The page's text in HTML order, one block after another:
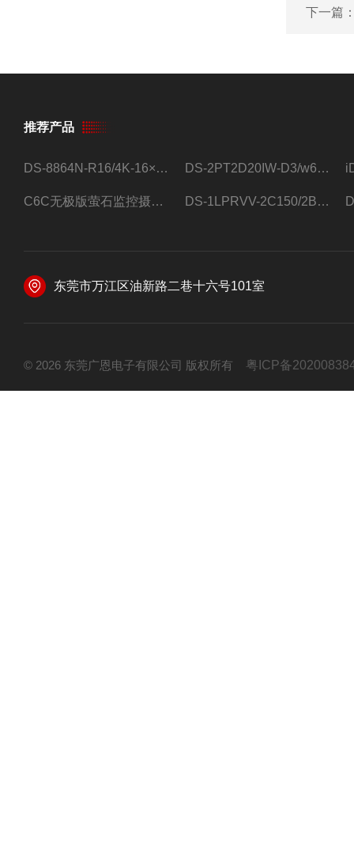
下一篇
推荐产品
DS-8864N-R16/4K-16×4T/希捷16盘位录像机 DS-2PT2D20IW-D3/w64路高清硬盘录像机
C6C无极版萤石监控摄像头 DS-1LPRVV-2C150/2B监控室外夜视高清电源线护套线200米/卷
东莞市万江区油新路二巷十六号101室
© 2026 东莞广恩电子有限公司 版权所有 粤ICP备